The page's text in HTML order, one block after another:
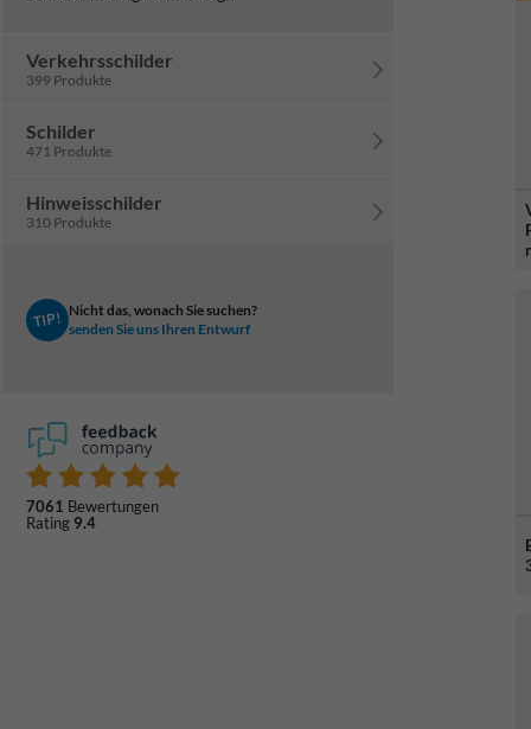
Verkehrsschilder
399 Produkte
Schilder
471 Produkte
Hinweisschilder
310 Produkte
TIP! Nicht das, wonach Sie suchen?
senden Sie uns Ihren Entwurf
7061 Bewertungen
Rating 9.4